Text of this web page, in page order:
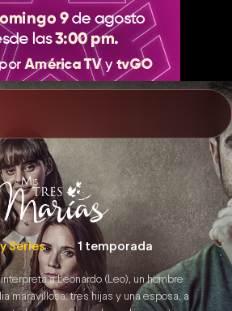
Series 1 temporada
a Leonardo (Leo), un hombre
maravillosa: tres hijas y una esposa, a